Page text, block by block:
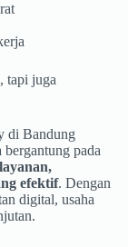
tapi juga
pada
efektif. Dengan
digital, usaha